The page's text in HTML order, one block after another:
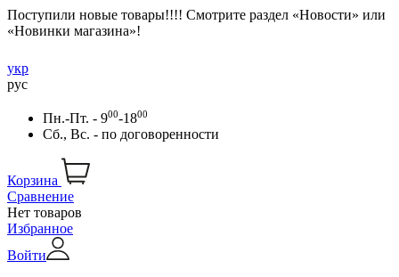
Поступили новые товары!!!! Смотрите раздел «Новости» или
«Новинки магазина»!
укр
рус
Пн.-Пт. - 900-1800
Сб., Вс. - по договоренности
Корзина
Сравнение
Нет товаров
Избранное
Войти